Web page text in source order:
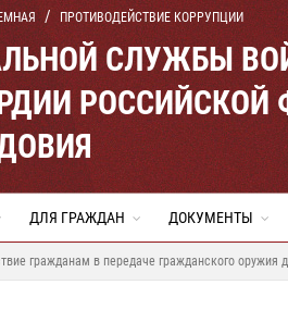
ПРОТИВОДЕЙСТВИЕ КОРРУПЦИИ
СЛУЖБЫ
РОССИЙСКОЙ
ДЛЯ ГРАЖДАН ДОКУМЕНТЫ
гражданам в передаче гражданского оружия